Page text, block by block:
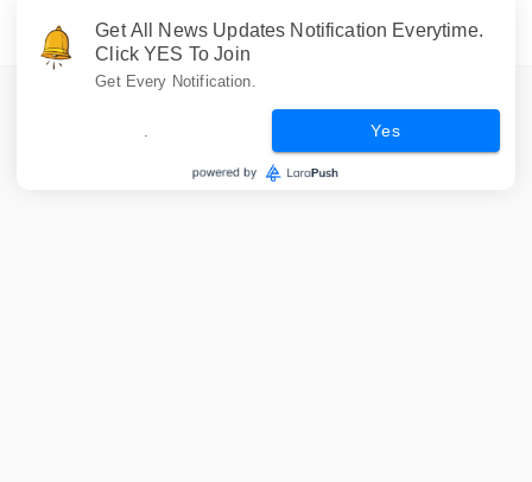
Get All News Updates Notification Everytime.
Click YES To Join
Get Every Notification.
Yes